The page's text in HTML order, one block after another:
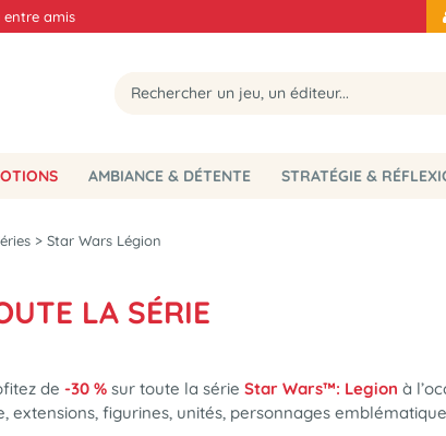
entre amis
AMBIANCE & DÉTENTE STRATÉGIE &
> Star Wars Légion
LA SÉRIE
de -30 %sur toute la série Star Wars™: Legion à
figurines, unités, personnages